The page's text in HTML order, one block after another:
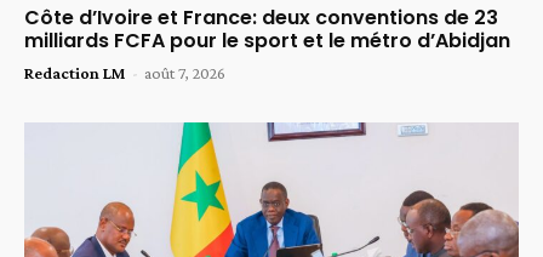
Côte d’Ivoire et France: deux conventions de 23
milliards FCFA pour le sport et le métro d’Abidjan
Redaction LM - août 7, 2026